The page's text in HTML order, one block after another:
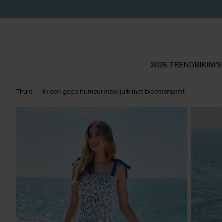
2026 TRENDBIKINI'S
Thuis In een goed humeur maxi-jurk met bloemenprint